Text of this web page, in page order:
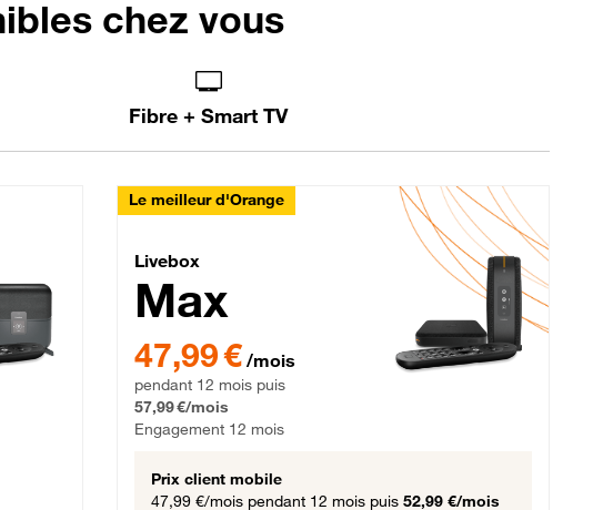
chez vous
Fibre + Smart TV
mois, Engagement 12 mois
Le meilleur d'Orange
Livebox Max Fibre
Livebox
Max
47,99 € par mois pendant 12 mois puis 57,99 € par mois,
47,99 € /mois
pendant 12 mois puis
57,99 €/mois
Engagement 12 mois
Prix client mobile
47,99 €/mois pendant 12 mois puis 52,99 €/mois